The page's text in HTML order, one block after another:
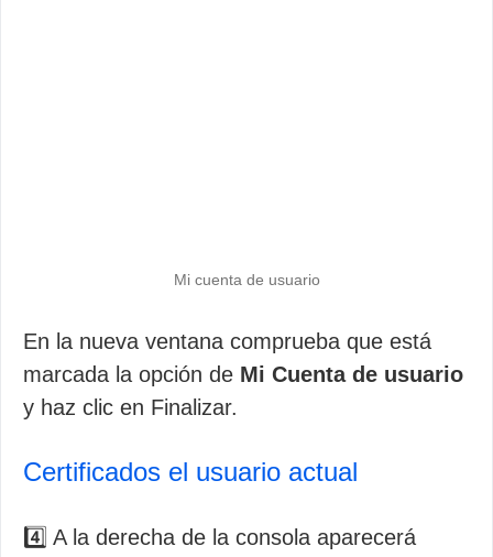
Mi cuenta de usuario
En la nueva ventana comprueba que está
marcada la opción de Mi Cuenta de usuario
y haz clic en Finalizar.
Certificados el usuario actual
4️⃣ A la derecha de la consola aparecerá